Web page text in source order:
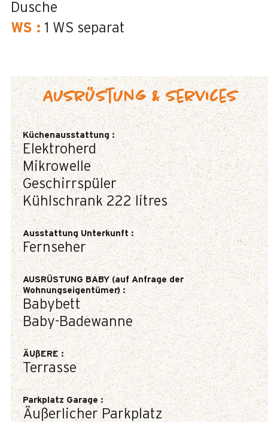
Dusche
WS : 1 WS separat
Ausrüstung & Services
Küchenausstattung :
Elektroherd
Mikrowelle
Geschirrspüler
Kühlschrank 222 litres
Ausstattung Unterkunft:
Fernseher
AUSRÜSTUNG BABY (auf Anfrage der
Wohnungseigentümer):
Babybett
Baby-Badewanne
ÄUßERE:
Terrasse
Parkplatz Garage:
Äußerlicher Parkplatz